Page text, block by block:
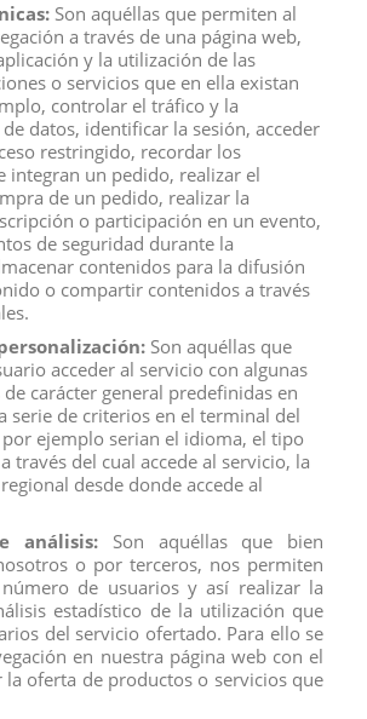
ESPUMA ARMAS
16 UNID
accesorios ce goma espuma de tus héroes
Ninja, con la que podrás recrear
modelos; recibirás una selección aleatoria
para menores de 4 años.
accesorios ce goma espuma de tus héroes
Ninja, con la que podrás recrear
Son aquéllas que permiten al
a través de una página web,
y la utilización de las
o servicios que en ella existan
controlar el tráfico y la
datos, identificar la sesión, acceder
restringido, recordar los
integran un pedido, realizar el
de un pedido, realizar la
o participación en un evento,
de seguridad durante la
contenidos para la difusión
o compartir contenidos a través
Son aquéllas que
acceder al servicio con algunas
carácter general predefinidas en
serie de criterios en el terminal del
ejemplo serian el idioma, el tipo
través del cual accede al servicio, la
desde donde accede al
análisis: Son aquéllas que bien
o por terceros, nos permiten
de usuarios y así realizar la
estadístico de la utilización que
del servicio ofertado. Para ello se
en nuestra página web con el
oferta de productos o servicios que